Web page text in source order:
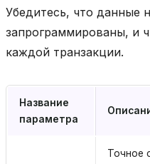
Убедитесь, что данные
запрограммированы, и
каждой транзакции.
Название
параметра
Точное